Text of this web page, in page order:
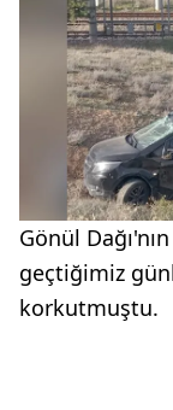
Gönül
geçtiğimiz
korkutmuştu.